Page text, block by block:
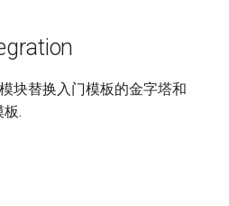
块替换入门模板的金字塔和
.